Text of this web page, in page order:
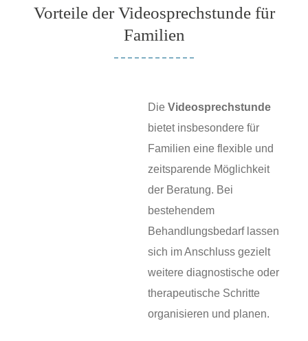
Vorteile der Videosprechstunde für
Familien
DieVideosprechstunde
bietet insbesondere für
Familien eine flexible und
zeitsparende Möglichkeit
der Beratung. Bei
bestehendem
Behandlungsbedarf lassen
sich im Anschluss gezielt
weitere diagnostische oder
therapeutische Schritte
organisieren und planen.